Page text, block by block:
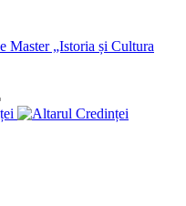
Master „Istoria și Cultura